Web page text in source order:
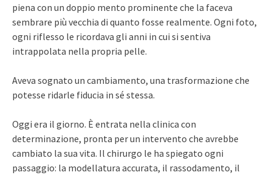
piena con un doppio mento prominente che la faceva
sembrare più vecchia di quanto fosse realmente. Ogni foto,
ogni riflesso le ricordava gli anni in cui si sentiva
intrappolata nella propria pelle.
Aveva sognato un cambiamento, una trasformazione che
potesse ridarle fiducia in sé stessa.
Oggi era il giorno. È entrata nella clinica con
determinazione, pronta per un intervento che avrebbe
cambiato la sua vita. Il chirurgo le ha spiegato ogni
passaggio: la modellatura accurata, il rassodamento, il